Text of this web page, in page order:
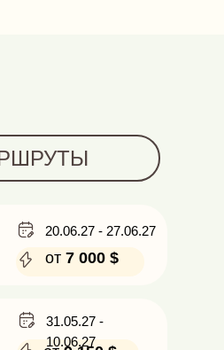
20.06.27 - 27.06.27
от 7 000 $
31.05.27 -
10.06.27